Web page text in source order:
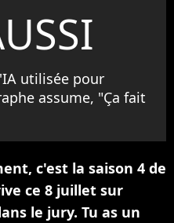
utilisée pour
assume, "Ça fait
c'est la saison 4 de
ce 8 juillet sur
le jury. Tu as un